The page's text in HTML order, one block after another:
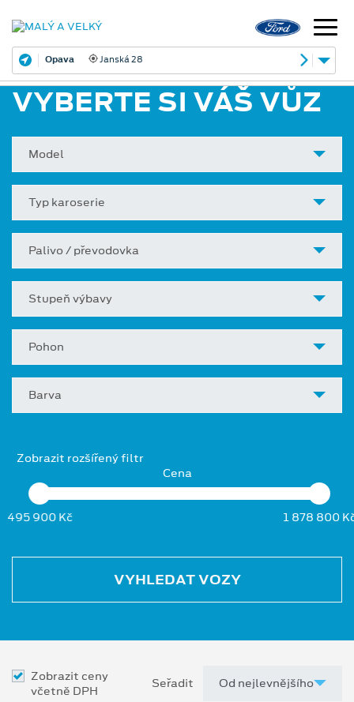
Opava Janská 28
VYBERTE SI VÁŠ VŮZ
Model
Typ karoserie
Palivo / převodovka
Stupeň výbavy
Pohon
Barva
Zobrazit rozšířený filtr
Cena
495 900 Kč 1 878 800
VYHLEDAT VOZY
Zobrazit ceny
včetně DPH
Seřadit